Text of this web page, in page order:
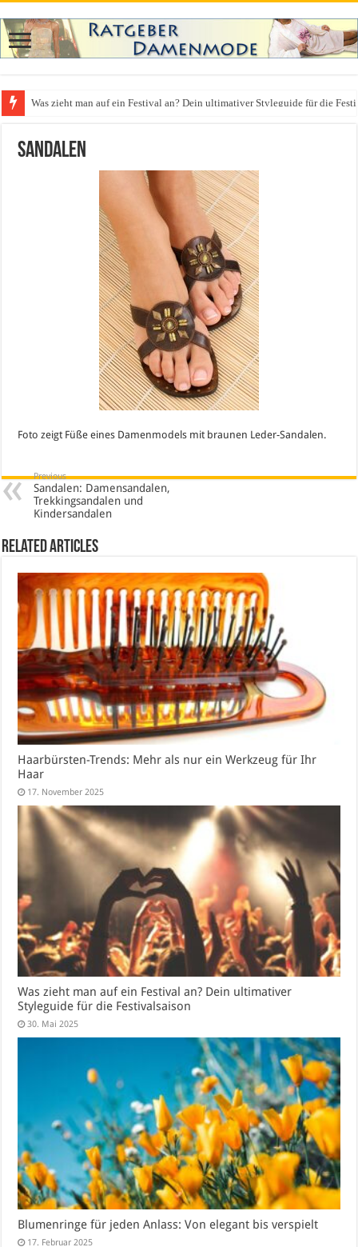
Was zieht man auf ein Festival an? Dein ultimativer Styleguide für die
Sandalen
Foto zeigt Füße eines Damenmodels mit braunen Leder-Sandalen.
Previous
Sandalen: Damensandalen,
Trekkingsandalen und
Kindersandalen
Related Articles
Haarbürsten-Trends: Mehr als nur ein Werkzeug für Ihr
Haar
17. November 2025
Was zieht man auf ein Festival an? Dein ultimativer
Styleguide für die Festivalsaison
30. Mai 2025
Blumenringe für jeden Anlass: Von elegant bis verspielt
17. Februar 2025